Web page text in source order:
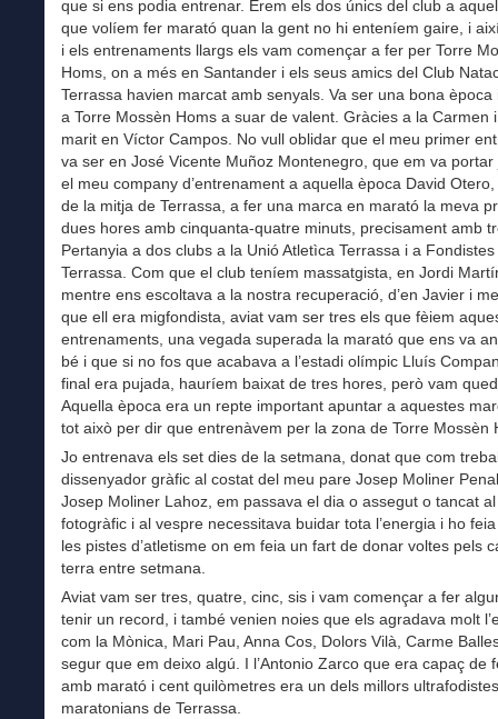
que si ens podia entrenar. Érem els dos únics del club a
que volíem fer marató quan la gent no hi enteníem gaire, i
i els entrenaments llargs els vam començar a fer per Torre
Homs, on a més en Santander i els seus amics del Club
Terrassa havien marcat amb senyals. Va ser una bona època
a Torre Mossèn Homs a suar de valent. Gràcies a la Carmen
marit en Víctor Campos. No vull oblidar que el meu primer
va ser en José Vicente Muñoz Montenegro, que em va portar
el meu company d’entrenament a aquella època David
de la mitja de Terrassa, a fer una marca en marató la meva
dues hores amb cinquanta-quatre minuts, precisament amb
Pertanyia a dos clubs a la Unió Atletìca Terrassa i a
Terrassa. Com que el club teníem massatgista, en Jordi
mentre ens escoltava a la nostra recuperació, d’en Javier i
que ell era migfondista, aviat vam ser tres els que fèiem
entrenaments, una vegada superada la marató que ens va
bé i que si no fos que acabava a l’estadi olímpic Lluís
final era pujada, hauríem baixat de tres hores, però vam
Aquella època era un repte important apuntar a aquestes
tot això per dir que entrenàvem per la zona de Torre Mossèn
Jo entrenava els set dies de la setmana, donat que com
dissenyador gràfic al costat del meu pare Josep Moliner
Josep Moliner Lahoz, em passava el dia o assegut o tancat
fotogràfic i al vespre necessitava buidar tota l’energia i ho
les pistes d’atletisme on em feia un fart de donar voltes pels
terra entre setmana.
Aviat vam ser tres, quatre, cinc, sis i vam començar a fer
tenir un record, i també venien noies que els agradava molt
com la Mònica, Mari Pau, Anna Cos, Dolors Vilà, Carme
segur que em deixo algú. I l’Antonio Zarco que era capaç de
amb marató i cent quilòmetres era un dels millors
maratonians de Terrassa.